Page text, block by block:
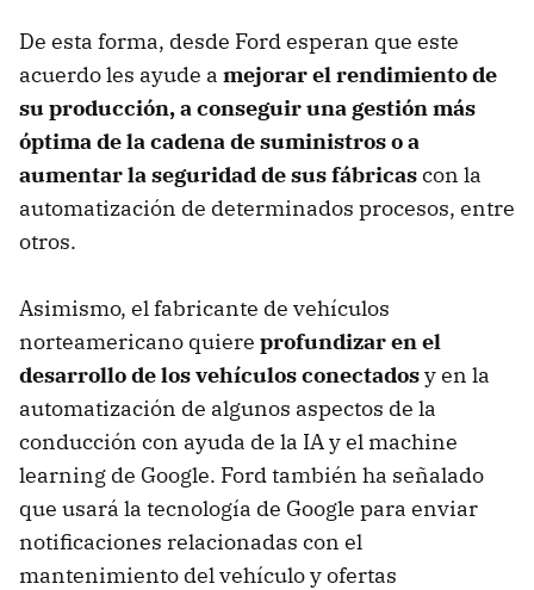
De esta forma, desde Ford esperan que este
acuerdo les ayude a mejorar el rendimiento de
su producción, a conseguir una gestión más
óptima de la cadena de suministros o a
aumentar la seguridad de sus fábricascon la
automatización de determinados procesos, entre
otros.
Asimismo, el fabricante de vehículos
norteamericano quiere profundizar en el
desarrollo de los vehículos conectadosy en la
automatización de algunos aspectos de la
conducción con ayuda de la IA y el machine
learning de Google. Ford también ha señalado
que usará la tecnología de Google para enviar
notificaciones relacionadas con el
mantenimiento del vehículo y ofertas